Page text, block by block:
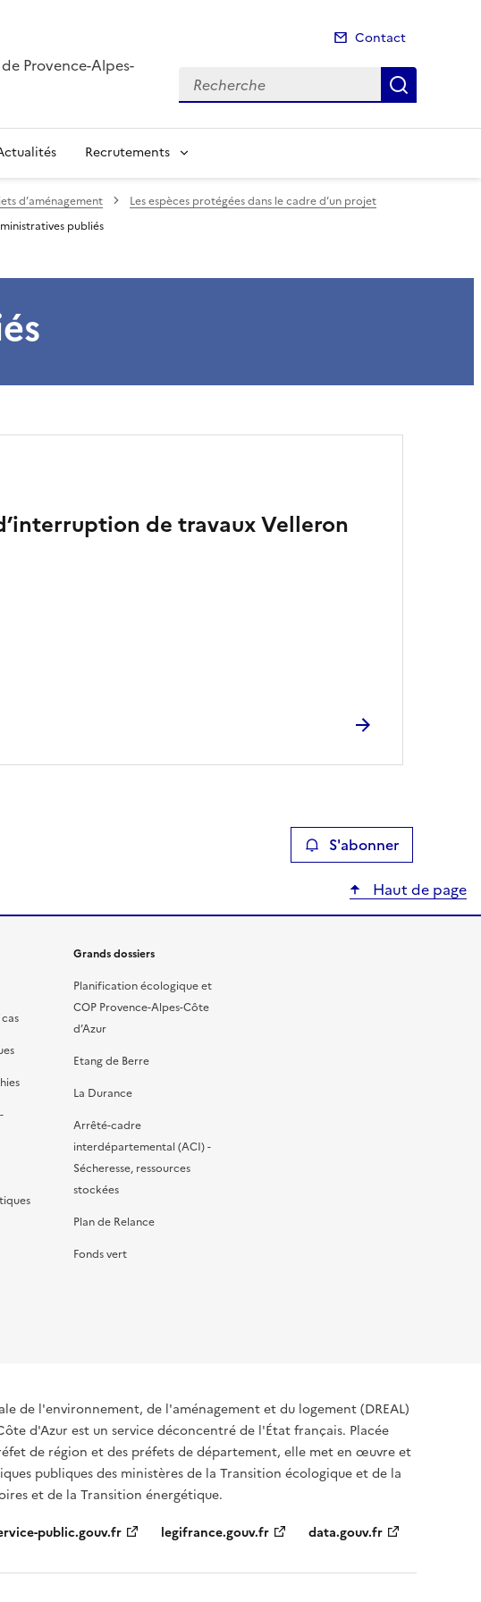
Provence-Alpes-
Contact
Recherche
Recrutements
d’aménagement
Les espèces protégées dans le cadre d’un projet
publiés
de travaux Velleron
S'abonner
Haut de page
Grands dossiers
Planification écologique et
COP Provence-Alpes-Côte
d’Azur
Etang de Berre
La Durance
Arrêté-cadre
interdépartemental (ACI) -
Sécheresse, ressources
stockées
Plan de Relance
Fonds vert
de l'environnement, de l'aménagement et du logement (DREAL)
d'Azur est un service déconcentré de l'État français. Placée
de région et des préfets de département, elle met en œuvre et
publiques des ministères de la Transition écologique et de la
et de la Transition énergétique.
public.gouv.fr legifrance.gouv.fr data.gouv.fr